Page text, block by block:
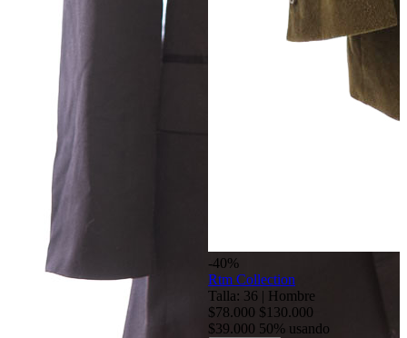
-40%
Rtm Collection
Talla: 36 | Hombre
$78.000 $130.000
$39.000 50% usando